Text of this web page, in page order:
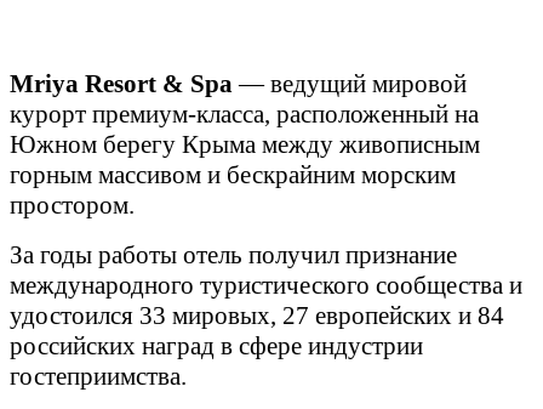
Mriya Resort & Spa— ведущий мировой
курорт премиум-класса, расположенный на
Южном берегу Крыма между живописным
горным массивом и бескрайним морским
простором.
За годы работы отель получил признание
международного туристического сообщества и
удостоился 33 мировых, 27 европейских и 84
российских наград в сфере индустрии
гостеприимства.